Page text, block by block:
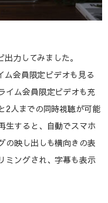
力してみました。
会員限定ビデオも見る
イム会員限定ビデオも充
2人までの同時視聴が可能
生すると、自動でスマホ
の映し出しも横向きの表
ミングされ、字幕も表示